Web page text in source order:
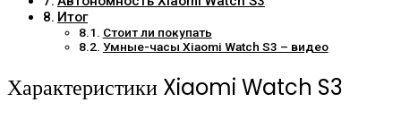
Итог
Стоит ли покупать
Умные-часы Xiaomi Watch S3 – видео
Характеристики Xiaomi Watch S3